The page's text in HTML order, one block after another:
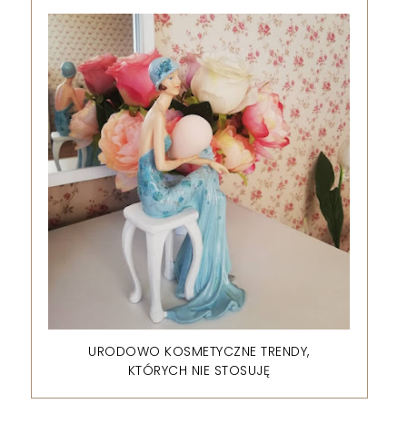
URODOWO KOSMETYCZNE TRENDY,
KTÓRYCH NIE STOSUJĘ